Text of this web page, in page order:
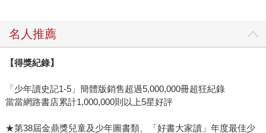
名人推薦
【得獎紀錄】
「少年讀史記1-5」簡體版銷售超過5,000,000冊超狂紀錄
當當網路書店累計1,000,000則以上5星好評
★第38屆金鼎獎兒童及少年圖書類、「好書大家讀」年度最佳少